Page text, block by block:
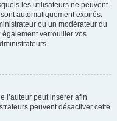
les utilisateurs ne peuvent
automatiquement expirés.
ou un modérateur du
également verrouiller vos
l’auteur peut insérer afin
peuvent désactiver cette